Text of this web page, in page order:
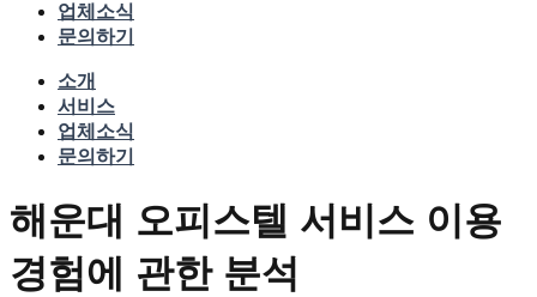
업체소식
문의하기
소개
서비스
업체소식
문의하기
해운대 오피스텔 서비스 이용
경험에 관한 분석